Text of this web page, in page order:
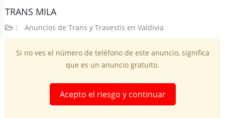
TRANS MILA
: Anuncios de Trans y Travestis en Valdivia
Si no ves el número de teléfono de este anuncio, significa
que es un anuncio gratuito.
Acepto el riesgo y continuar